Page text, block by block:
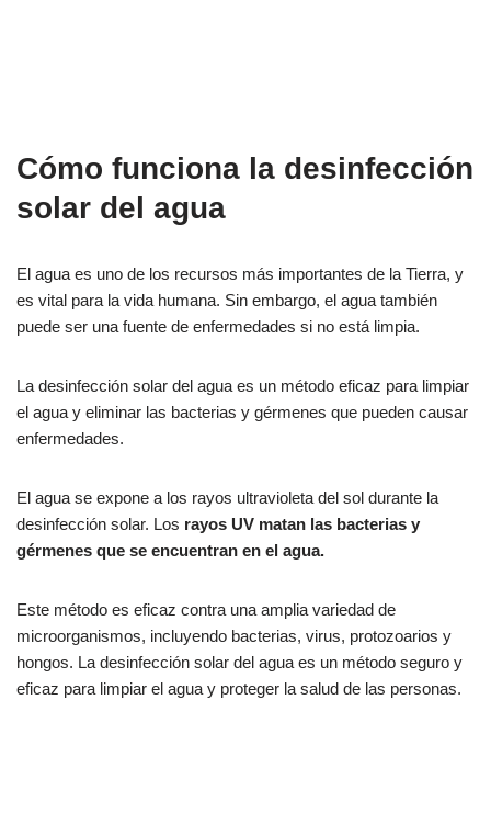
Cómo funciona la desinfección
solar del agua
El agua es uno de los recursos más importantes de la Tierra, y
es vital para la vida humana. Sin embargo, el agua también
puede ser una fuente de enfermedades si no está limpia.
La desinfección solar del agua es un método eficaz para limpiar
el agua y eliminar las bacterias y gérmenes que pueden causar
enfermedades.
El agua se expone a los rayos ultravioleta del sol durante la
desinfección solar. Los rayos UV matan las bacterias y
gérmenes que se encuentran en el agua.
Este método es eficaz contra una amplia variedad de
microorganismos, incluyendo bacterias, virus, protozoarios y
hongos. La desinfección solar del agua es un método seguro y
eficaz para limpiar el agua y proteger la salud de las personas.